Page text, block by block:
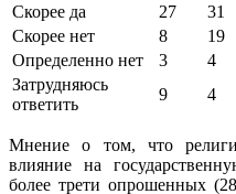
Скорее да
27 31
Скорее нет
8 19
Определенно нет
3 4
Затрудняюсь
ответить
9 4
Мнение о том, что
влияние на
более трети опрошенных